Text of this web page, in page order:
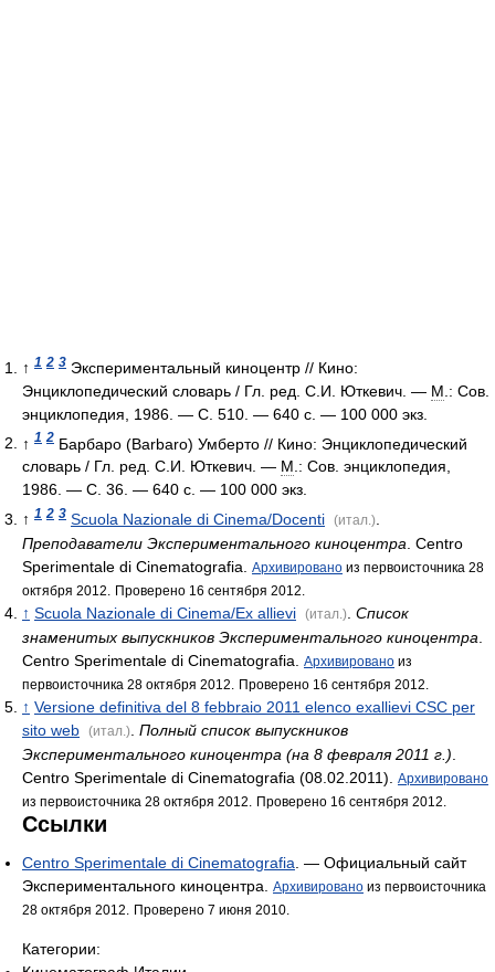
↑ 1 2 3 Экспериментальный киноцентр // Кино:
Энциклопедический словарь / Гл. ред. С.И. Юткевич. — М .: Сов.
энциклопедия, 1986. — С. 510. — 640 с. — 100 000 экз.
↑ 1 2 Барбаро (Barbaro) Умберто // Кино: Энциклопедический
словарь / Гл. ред. С.И. Юткевич. — М.: Сов. энциклопедия,
1986. — С. 36. — 640 с. — 100 000 экз.
↑ 1 2 3 Scuola Nazionale di Cinema/Docenti (итал.)
Преподаватели Экспериментального киноцентра . Centro
Sperimentale di Cinematografia.
Архивировано из первоисточника 28
октября 2012.
Проверено 16 сентября 2012.
↑ Scuola Nazionale di Cinema/Ex allievi (итал.) Список
знаменитых выпускников Экспериментального киноцентра
Centro Sperimentale di Cinematografia.
Архивировано из
первоисточника 28 октября 2012.
Проверено 16 сентября 2012.
↑ Versione definitiva del 8 febbraio 2011 elenco exallievi CSC per
sito web (итал.) Полный список выпускников
Экспериментального киноцентра (на 8 февраля 2011 г.)
Centro Sperimentale di Cinematografia (08.02.2011).
Архивировано
из первоисточника 28 октября 2012.
Проверено 16 сентября 2012.
Ссылки
Centro Sperimentale di Cinematografia . — Официальный сайт
Экспериментального киноцентра.
Архивировано из первоисточника
28 октября 2012.
Проверено 7 июня 2010.
Категории: